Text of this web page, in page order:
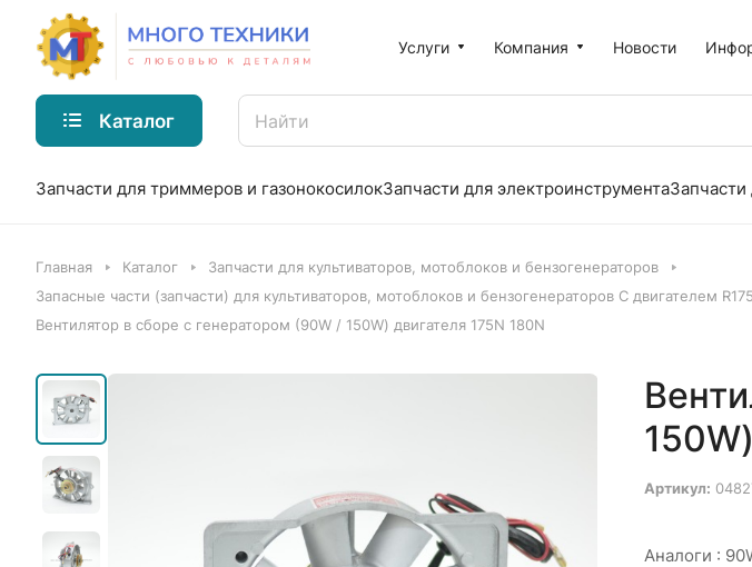
Услуги Компания Новости
Каталог
Запчасти для триммеров и газонокосилокЗапчасти для электроинструментаЗапчасти
Главная Каталог
Запчасти для культиваторов, мотоблоков и бензогенераторов
Запасные части (запчасти) для культиваторов, мотоблоков и бензогенераторов С двигателем
Вентилятор в сборе с генератором (90W / 150W) двигателя 175N 180N
Артикул:
Аналоги :